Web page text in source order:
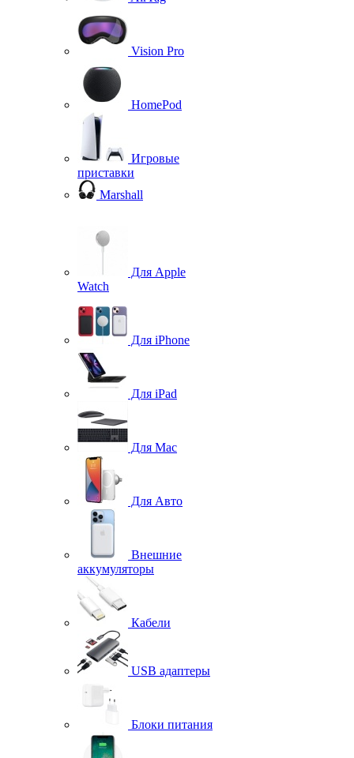
Vision Pro
HomePod
Игровые
приставки
Marshall
Для Apple
Watch
Для iPhone
Для iPad
Для Mac
Для Авто
Внешние
аккумуляторы
Кабели
USB адаптеры
Блоки питания